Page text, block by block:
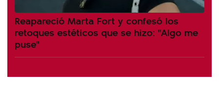
Reapareció Marta Fort y confesó los
retoques estéticos que se hizo: "Algo me
puse"